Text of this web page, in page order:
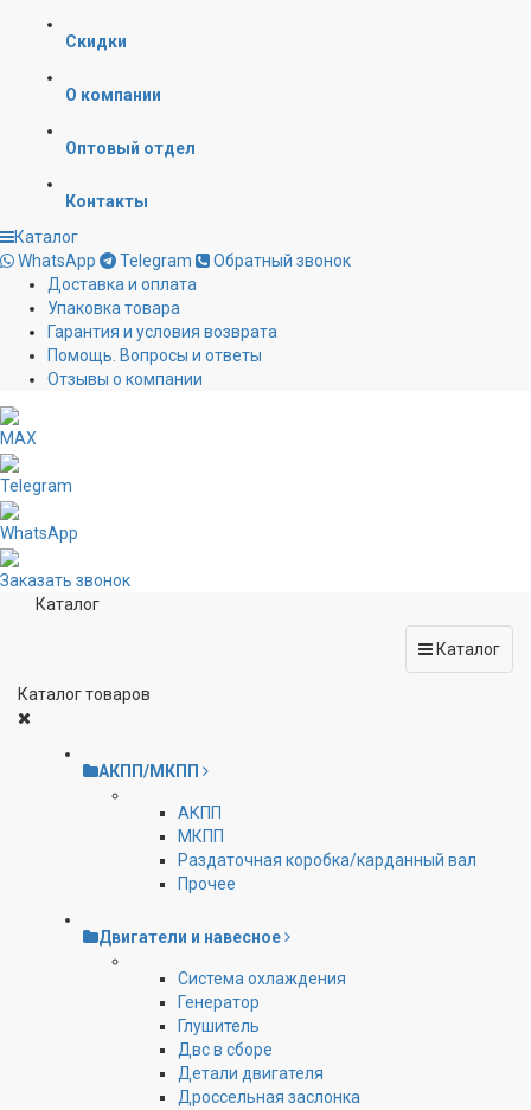
Скидки
О компании
Оптовый отдел
Контакты
Каталог
WhatsApp
Telegram
Обратный звонок
Доставка и оплата
Упаковка товара
Гарантия и условия возврата
Помощь. Вопросы и ответы
Отзывы о компании
MAX
Telegram
WhatsApp
Заказать звонок
Каталог
Каталог
Каталог товаров
АКПП/МКПП
АКПП
МКПП
Раздаточная коробка/карданный вал
Прочее
Двигатели и навесное
Cистема охлаждения
Генератор
Глушитель
Двс в сборе
Детали двигателя
Дроссельная заслонка